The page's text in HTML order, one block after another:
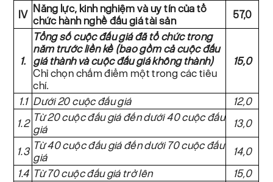
IV
Năng lực, kinh nghiệm và uy tín của tổ
chức hành nghề đấu giá tài sản
57,0
1.
Tổng số cuộc đấu giá đã tổ chức trong
năm trước liền kề (bao gồm cả cuộc đấu
giá thành và cuộc đấu giá không thành)
Chỉ chọn chấm điểm một trong các tiêu
chí.
15,0
1.1 Dưới 20 cuộc đấu giá
12,0
1.2
Từ 20 cuộc đấu giá đến dưới 40 cuộc đấu
giá
13,0
1.3
Từ 40 cuộc đấu giá đến dưới 70 cuộc đấu
giá
14,0
1.4 Từ 70 cuộc đấu giá trở lên 15,0